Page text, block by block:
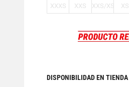
XXXS
XXS XXS/XS XS
DISPONIBILIDAD EN TIENDA